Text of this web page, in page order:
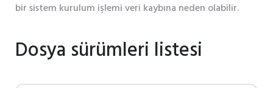
bir sistem kurulum işlemi veri kaybına neden olabilir.
Dosya sürümleri listesi